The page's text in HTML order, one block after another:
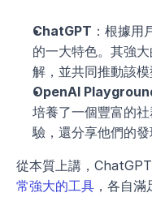
ChatGPT ：根據
的一大特色。其強
解，並共同推動該模
OpenAI
培養了一個豐富的
驗，還分享他們的發
從本質上講，
常強大的工具 ，各自